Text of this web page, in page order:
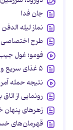
جان فدا
نماز لیله
طرح اختصاصی
فومو؛ غول
۵ غذای سریع و سالم برای طبیعت‌گردی
نتیجه حمله
رونمایی از
زهرهای پنهان
قهرمان‌های